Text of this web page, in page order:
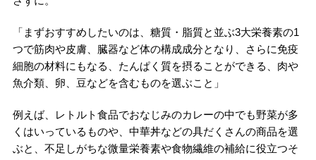
「まずおすすめしたいのは、糖質・脂質と並ぶ3大栄養素の1
つで筋肉や皮膚、臓器など体の構成成分となり、さらに免疫
細胞の材料にもなる、たんぱく質を摂ることができる、肉や
魚介類、卵、豆などを含むものを選ぶこと」
例えば、レトルト食品でおなじみのカレーの中でも野菜が多
くはいっているものや、中華丼などの具だくさんの商品を選
ぶと、不足しがちな微量栄養素や食物繊維の補給に役立つそ